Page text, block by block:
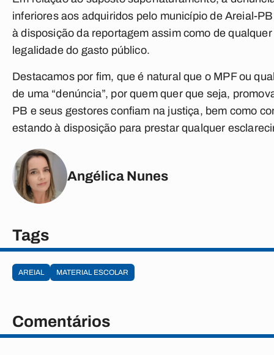
inferiores aos adquiridos pelo município de Areial-
à disposição da reportagem assim como de
legalidade do gasto público.
Destacamos por fim, que é natural que o MPF ou
de uma “denúncia”, por quem quer que seja,
PB e seus gestores confiam na justiça, bem como
estando à disposição para prestar qualquer
Angélica Nunes
Tags
AREIAL MATERIAL ESCOLAR
Comentários